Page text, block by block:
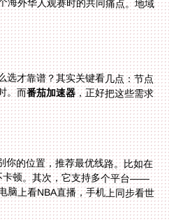
选才靠谱？其实关键看几点：节点
。而番茄加速器，正好把这些需求
你的位置，推荐最优线路。比如在
流畅不卡顿。其次，它支持多个平台——
在电脑上看NBA直播，手机上同步看世